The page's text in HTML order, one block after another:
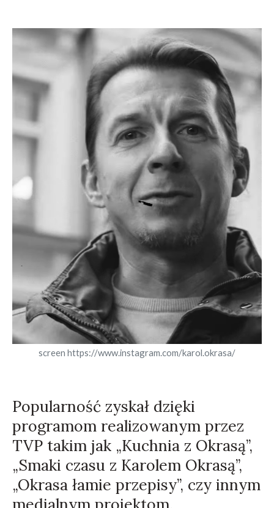
screen https://www.instagram.com/karol.okrasa/
Popularność zyskał dzięki
programom realizowanym przez
TVP takim jak „Kuchnia z Okrasą”,
„Smaki czasu z Karolem Okrasą”,
„Okrasa łamie przepisy”, czy innym